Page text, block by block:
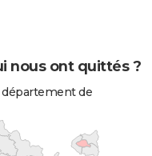
nous ont quittés ?
département de